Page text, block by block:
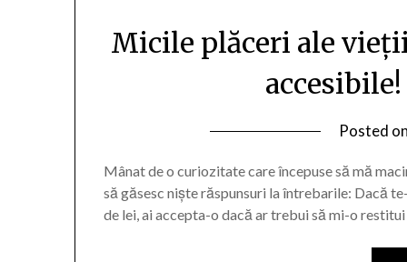
Micile plăceri ale
Posted
Mânat de o curiozitate care începuse să mă
să găsesc niște răspunsuri la întrebarile: Dacă
de lei, ai accepta-o dacă ar trebui să mi-o